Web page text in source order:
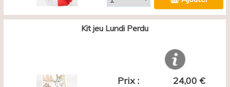
Kit jeu Lundi Perdu
Prix : 24,00 €